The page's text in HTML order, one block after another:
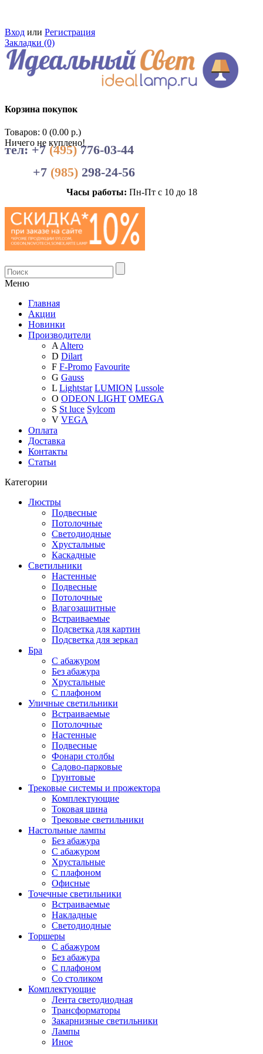
Вход или Регистрация
Закладки (0)
Корзина покупок
Товаров: 0 (0.00 р.)
Ничего не куплено!
тел: +7(495)776-03-44
+7 (985) 298-24-56
Часы работы: Пн-Пт с 10 до 18
Меню
Главная
Акции
Новинки
Производители
AAltero
D Dilart
F F-Promo Favourite
G Gauss
L Lightstar LUMION Lussole
O ODEON LIGHT OMEGA
S St luce Sylcom
V VEGA
Оплата
Доставка
Контакты
Статьи
Категории
Люстры
Подвесные
Потолочные
Светодиодные
Хрустальные
Каскадные
Светильники
Настенные
Подвесные
Потолочные
Влагозащитные
Встраиваемые
Подсветка для картин
Подсветка для зеркал
Бра
С абажуром
Без абажура
Хрустальные
С плафоном
Уличные светильники
Встраиваемые
Потолочные
Настенные
Подвесные
Фонари столбы
Садово-парковые
Грунтовые
Трековые системы и прожектора
Комплектующие
Токовая шина
Трековые светильники
Настольные лампы
Без абажура
С абажуром
Хрустальные
С плафоном
Офисные
Точечные светильники
Встраиваемые
Накладные
Светодиодные
Торшеры
С абажуром
Без абажура
С плафоном
Со столиком
Комплектующие
Лента светодиодная
Трансформаторы
Закарнизные светильники
Лампы
Иное